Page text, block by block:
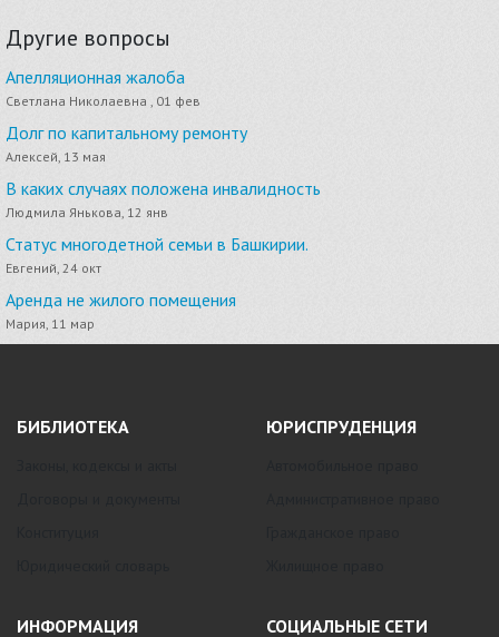
Другие вопросы
Апелляционная жалоба
Светлана Николаевна , 01 фев
Долг по капитальному ремонту
Алексей, 13 мая
В каких случаях положена инвалидность
Людмила Янькова, 12 янв
Статус многодетной семьи в Башкирии.
Евгений, 24 окт
Аренда не жилого помещения
Мария, 11 мар
БИБЛИОТЕКА ЮРИСПРУДЕНЦИЯ
ИНФОРМАЦИЯ СОЦИАЛЬНЫЕ СЕТИ